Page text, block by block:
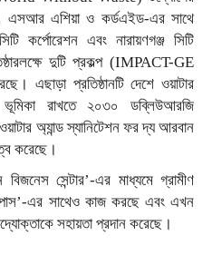
এসআর এশিয়া ও কর্ডএইড-এর সাথে
কর্পোরেশন এবং নারায়ণগঞ্জ সিটি
দুটি প্রকল্প (IMPACT-GE
এছাড়া প্রতিষ্ঠানটি দেশে ওয়াটার
ভূমিকা রাখতে ২০৩০ ডব্লিউআরজি
অ্যান্ড স্যানিটেশন ফর দ্য আরবান
করেছে।
সেন্টার’-এর মাধ্যমে গ্রামীণ
এর সাথেও কাজ করছে এবং এখন
সহায়তা প্রদান করেছে।